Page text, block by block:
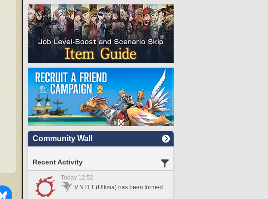
Community Wall
Recent Activity
Today 12:52
V.N.D.T (Ultima) has been formed.